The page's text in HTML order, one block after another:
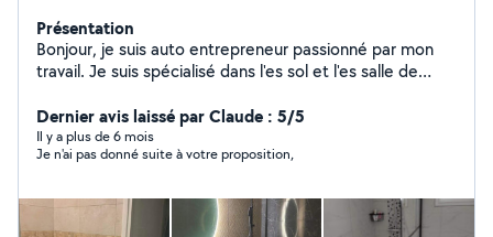
Présentation
Bonjour, je suis auto entrepreneur passionné par mon
travail. Je suis spécialisé dans l'es sol et l'es salle de
Je suis disponible sur un large secteur.
Dernier avis laissé par Claude : 5/5
Il y a plus de 6 mois
Je n'ai pas donné suite à votre proposition,